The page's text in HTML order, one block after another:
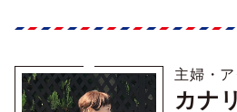
主婦・
カナ